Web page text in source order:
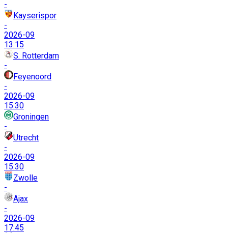
-
Kayserispor
-
2026-09
13:15
S. Rotterdam
-
Feyenoord
-
2026-09
15:30
Groningen
-
Utrecht
-
2026-09
15:30
Zwolle
-
Ajax
-
2026-09
17:45